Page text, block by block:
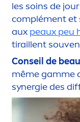
les soins de
complément et
aux peaux peu
tiraillent
Conseil de
même gamme
synergie des